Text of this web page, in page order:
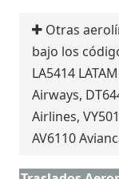
Otras
bajo los
LA5414
Airways,
Airlines,
AV6110